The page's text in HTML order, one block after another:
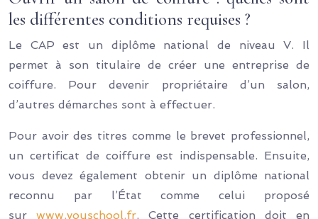
les différentes conditions requises ?
Le CAP est un diplôme national de niveau V. Il
permet à son titulaire de créer une entreprise de
coiffure. Pour devenir propriétaire d’un salon,
d’autres démarches sont à effectuer.
Pour avoir des titres comme le brevet professionnel,
un certificat de coiffure est indispensable. Ensuite,
vous devez également obtenir un diplôme national
reconnu par l’État comme celui proposé
surwww.youschool.fr. Cette certification doit en